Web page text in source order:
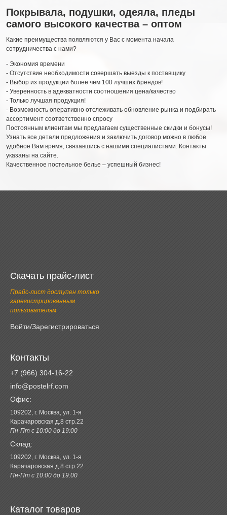
Покрывала, подушки, одеяла, пледы
самого высокого качества – оптом
Какие преимущества появляются у Вас с момента начала
сотрудничества с нами?
- Экономия времени
- Отсутствие необходимости совершать выезды к поставщику
- Выбор из продукции более чем 100 лучших брендов!
- Уверенность в адекватности соотношения цена/качество
- Только лучшая продукция!
- Возможность оперативно отслеживать обновление рынка и подбирать
ассортимент соответственно спросу
Постоянным клиентам мы предлагаем существенные скидки и бонусы!
Узнать все детали предложения и заключить договор можно в любое
удобное Вам время, связавшись с нашими специалистами. Контакты
указаны на сайте.
Качественное постельное белье – успешный бизнес!
Скачать прайс-лист
Прайс-лист доступен только
зарегистрированным
пользователям
Войти/Зарегистрироваться
Контакты
+7 (966) 304-16-22
info@postelrf.com
Офис:
109202, г. Москва, ул. 1-я
Карачаровская д.8 стр.22
Пн-Пт с 10:00 до 19:00
Склад:
109202, г. Москва, ул. 1-я
Карачаровская д.8 стр.22
Пн-Пт с 10:00 до 19:00
Каталог товаров